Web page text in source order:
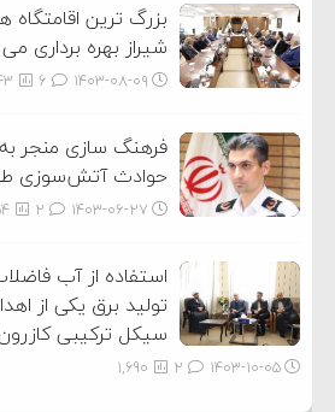
بزرگ ترین اقامتگاه
شیراز بهره برداری
۱۴۰۳-۰۸-۰۹
حوادث آتش‌سوزی
۱۴۰۳-۰۶-۲۷
استفاده از آب
تولید برق یکی از
سیکل ترکیبی
۱۴۰۳-۱۰-۰۵ 1,690